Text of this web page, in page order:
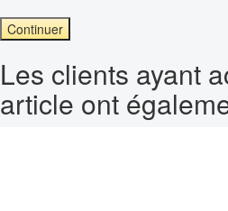
Continuer
Les clients ayant
article ont